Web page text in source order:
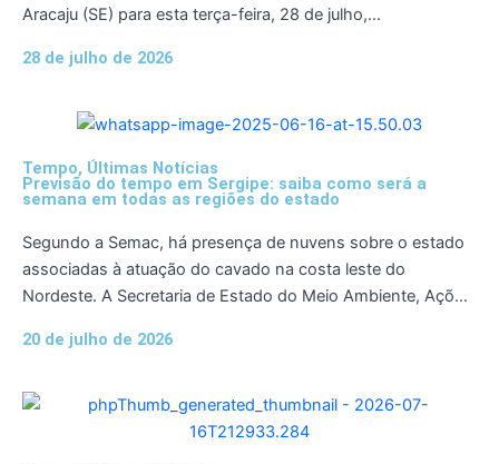
Aracaju (SE) para esta terça-feira, 28 de julho,...
28 de julho de 2026
Tempo, Últimas Notícias
Previsão do tempo em Sergipe: saiba como será a
semana em todas as regiões do estado
Segundo a Semac, há presença de nuvens sobre o estado
associadas à atuação do cavado na costa leste do
Nordeste. A Secretaria de Estado do Meio Ambiente, Açõ...
20 de julho de 2026